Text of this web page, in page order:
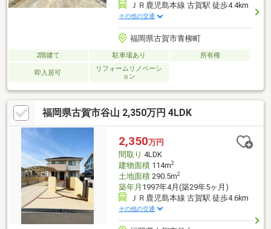
ＪＲ鹿児島本線 古賀駅 徒歩4.4km
その他の交通
福岡県古賀市青柳町
2階建て 駐車場あり 所有権
即入居可
リフォームリノベーシ
ョン
福岡県古賀市谷山 2,350万円 4LDK
2,350万円
間取り 4LDK
建物面積114m2
土地面積290.5m2
築年月 1997年4月(築29年5ヶ月)
ＪＲ鹿児島本線 古賀駅 徒歩4.6km
その他の交通